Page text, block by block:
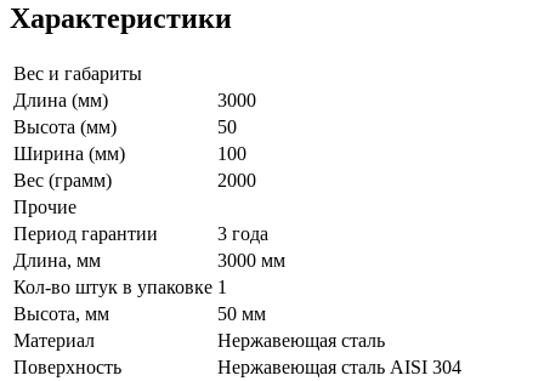
Характеристики
Вес и габариты
Длина (мм)
3000
Высота (мм)
50
Ширина (мм)
100
Вес (грамм)
2000
Прочие
Период гарантии
3 года
Длина, мм
3000 мм
Кол-во штук в упаковке 1
Высота, мм
50 мм
Материал
Нержавеющая сталь
Поверхность
Нержавеющая сталь AISI 304